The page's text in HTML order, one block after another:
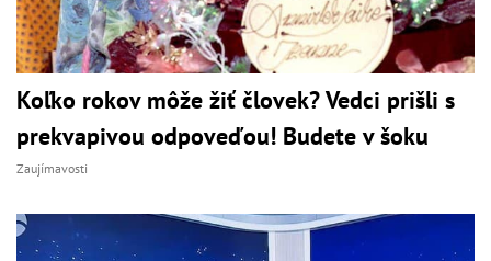
Koľko rokov môže žiť človek? Vedci prišli s
prekvapivou odpoveďou! Budete v šoku
Zaujímavosti